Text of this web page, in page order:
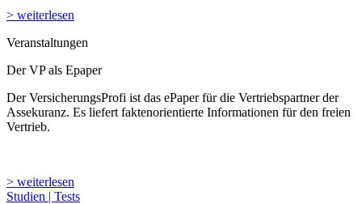
> weiterlesen
Veranstaltungen
Der VP als Epaper
Der VersicherungsProfi ist das ePaper für die Vertriebspartner der
Assekuranz. Es liefert faktenorientierte Informationen für den freien
Vertrieb.
> weiterlesen
Studien | Tests